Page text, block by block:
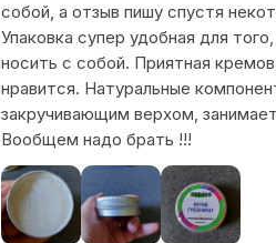
собой, а отзыв пишу спустя
Упаковка супер удобная для
носить с собой. Приятная
нравится. Натуральные
закручивающим верхом,
Вообщем надо брать !!!